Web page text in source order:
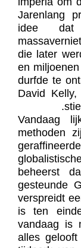
Jarenlang
idee
die later
en
durfde te
David
Vandaag
methoden
beheerst
gesteunde
verspreidt
is ten
vandaag is
alles